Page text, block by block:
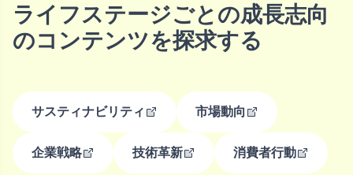
ライフステージごとの成長志向
のコンテンツを探求する
サスティナビリティ 市場動向
企業戦略 技術革新 消費者行動